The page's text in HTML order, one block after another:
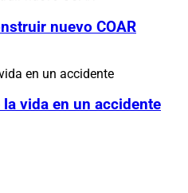
nuevo COAR
vida en un accidente